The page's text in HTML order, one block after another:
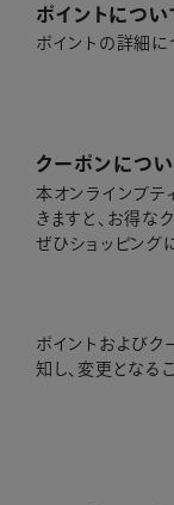
ポイントについ
ポイントの詳細に
クーポンにつ
本オンラインブテ
きますと、お得な
ぜひショッピング
ポイントおよびク
知し、変更となる